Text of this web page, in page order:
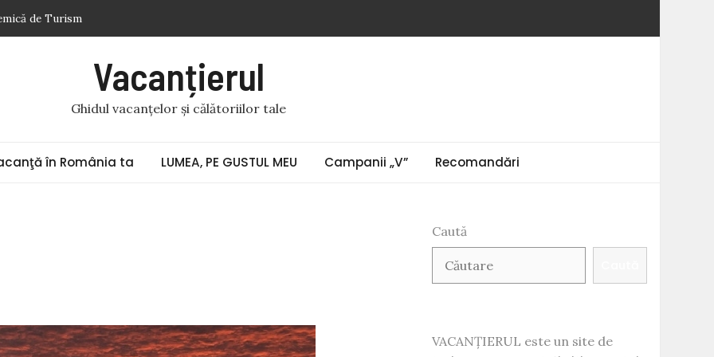
de Turism
(9) „Doi gladiatori de același metal bat ceasurile cu
Vacanțierul
Ghidul vacanțelor și călătoriilor tale
în România ta LUMEA, PE GUSTUL MEU Campanii „V” Recomandări
Caută
VACANȚIERUL este un site de